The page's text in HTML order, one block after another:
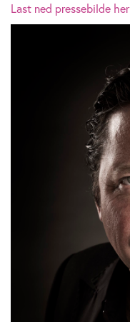
Last ned pressebilde her